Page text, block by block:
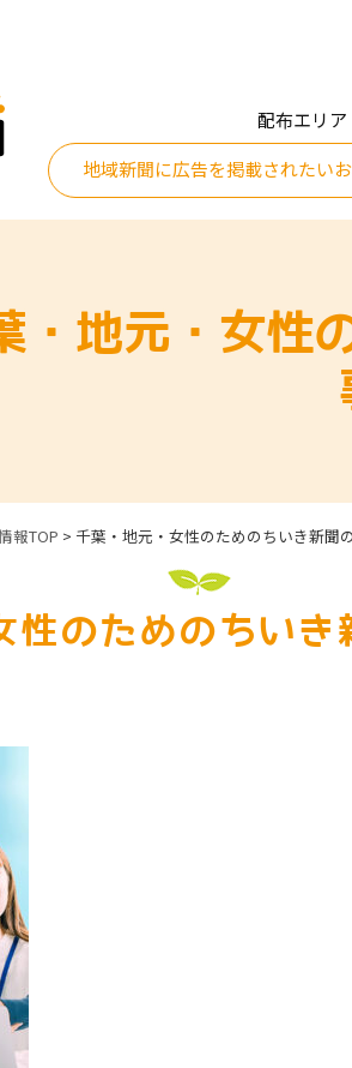
配布エリ
地域新聞に広告を掲載されたい
・地元・女性
報TOP > 千葉・地元・女性のためのちいき新聞
性のためのちいき